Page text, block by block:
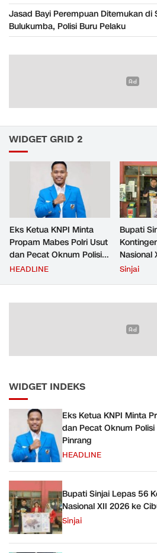
Jasad Bayi Perempuan Ditemukan di
Bulukumba, Polisi Buru Pelaku
WIDGET GRID 2
Eks Ketua KNPI Minta
Propam Mabes Polri Usut
dan Pecat Oknum Polisi
Beking Pelangsir Solar di
HEADLINE
Bupati
Nasional
Cibubur
Sinjai
WIDGET INDEKS
Eks Ketua KNPI Minta
dan Pecat Oknum
Pinrang
HEADLINE
Bupati Sinjai Lepas 56
Nasional XII 2026 ke
Sinjai